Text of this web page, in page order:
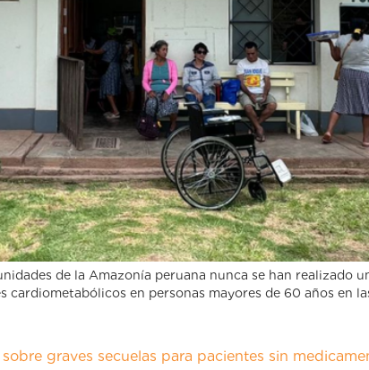
de la Amazonía peruana nunca se han realizado
en personas mayores de 60 años en
graves secuelas para pacientes sin